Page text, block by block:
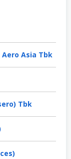
Asia Tbk
Tbk